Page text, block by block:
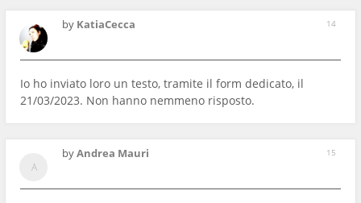
14
by KatiaCecca
Io ho inviato loro un testo, tramite il form dedicato, il
21/03/2023. Non hanno nemmeno risposto.
15
byAndrea Mauri